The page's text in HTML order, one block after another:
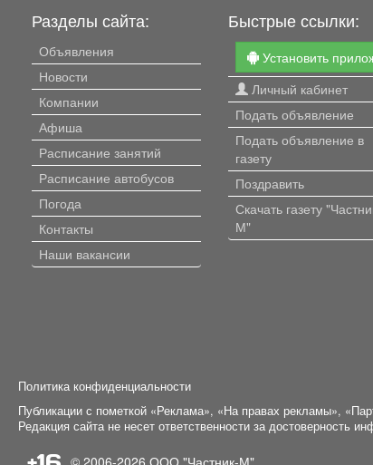
Разделы сайта:
Объявления
Новости
Компании
Афиша
Расписание занятий
Расписание автобусов
Погода
Контакты
Наши вакансии
Быстрые ссылки:
Установить
Личный кабинет
Подать объявление
Подать объявление в
газету
Поздравить
Скачать газету
М"
Политика конфиденциальности
Публикации с пометкой «Реклама», «На правах рекламы»,
Редакция сайта не несет ответственности за